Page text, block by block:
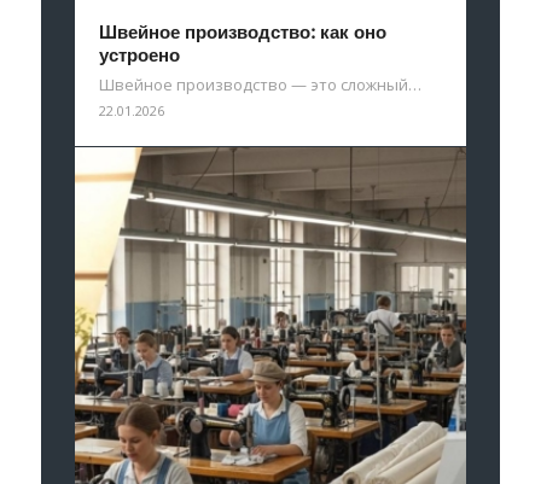
Швейное производство: как оно
устроено
Швейное производство — это сложный…
22.01.2026